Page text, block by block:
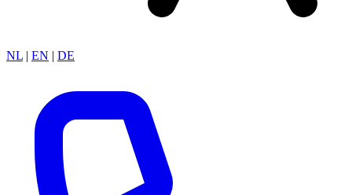
NL | EN | DE